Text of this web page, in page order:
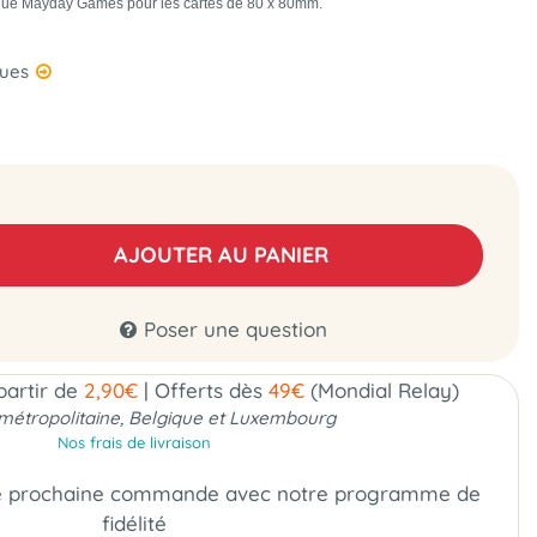
Mayday Games pour les cartes de 80 x 80mm.
AJOUTER AU PANIER
Poser une question
de 2,90€ | Offerts dès 49€ (Mondial Relay)
Belgique et Luxembourg
Nos frais de livraison
commande avec notre programme de
fidélité